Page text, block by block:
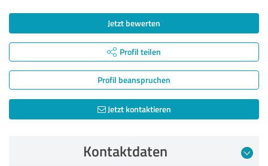
Jetzt bewerten
Profil teilen
Profil beanspruchen
Jetzt kontaktieren
Kontaktdaten